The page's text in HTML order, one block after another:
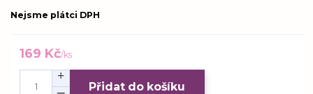
Nejsme plátci DPH
169 Kč/ks
Přidat do košíku